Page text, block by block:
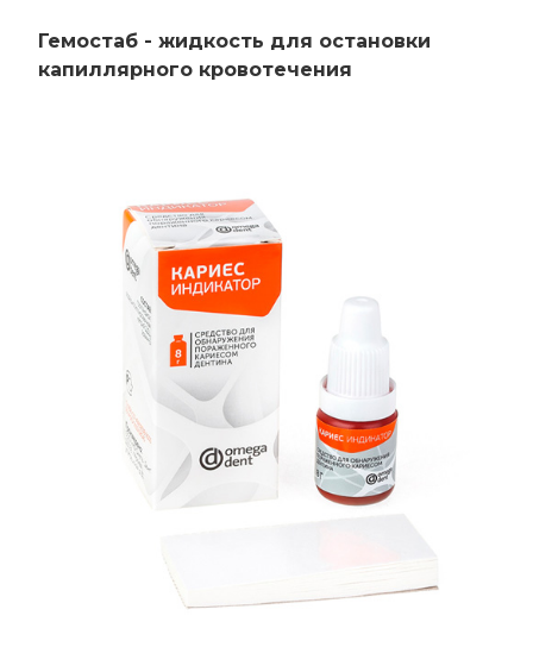
Гемостаб - жидкость для остановки
капиллярного кровотечения